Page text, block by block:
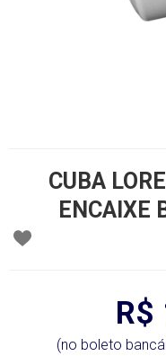
CUBA
ENCAIXE
R$
(no boleto